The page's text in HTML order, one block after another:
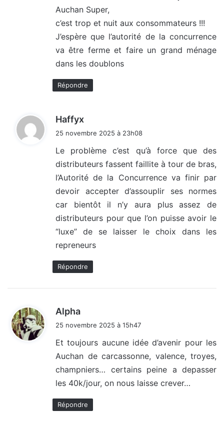
Auchan Super,
c’est trop et nuit aux consommateurs !!!
J’espère que l’autorité de la concurrence
va être ferme et faire un grand ménage
dans les doublons
Répondre
Haffyx
:
25 novembre 2025 à 23h08
Le problème c’est qu’à force que des
distributeurs fassent faillite à tour de bras,
l’Autorité de la Concurrence va finir par
devoir accepter d’assouplir ses normes
car bientôt il n’y aura plus assez de
distributeurs pour que l’on puisse avoir le
“luxe” de se laisser le choix dans les
repreneurs
Répondre
Alpha
:
25 novembre 2025 à 15h47
Et toujours aucune idée d’avenir pour les
Auchan de carcassonne, valence, troyes,
champniers… certains peine a depasser
les 40k/jour, on nous laisse crever…
Répondre